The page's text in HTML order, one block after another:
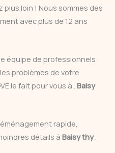
loin ! Nous sommes des
avec plus de 12 ans
équipe de professionnels
problèmes de votre
le fait pour vous à . Baisy
rapide,
détails à Baisy thy.